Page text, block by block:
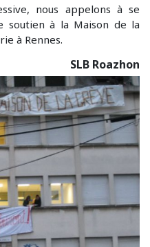
nous appelons à se
soutien à la Maison de la
à Rennes.
SLB Roazhon